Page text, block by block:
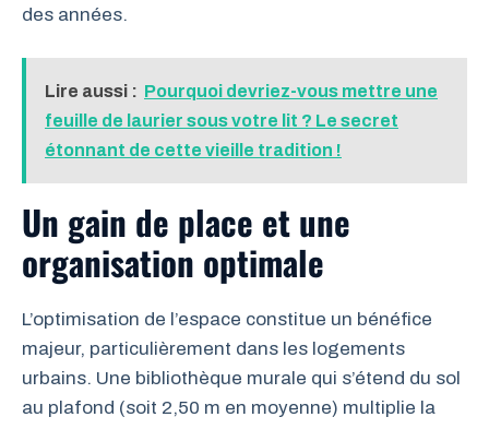
des années.
Lire aussi : Pourquoi devriez-vous mettre une
feuille de laurier sous votre lit ? Le secret
étonnant de cette vieille tradition !
Un gain de place et une
organisation optimale
L’optimisation de l’espace constitue un bénéfice
majeur, particulièrement dans les logements
urbains. Une bibliothèque murale qui s’étend du sol
au plafond (soit 2,50 m en moyenne) multiplie la